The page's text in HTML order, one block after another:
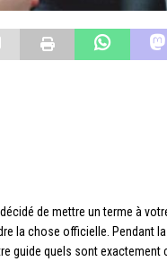
de mettre un terme à
la chose officielle. Pendant
guide quels sont exactement